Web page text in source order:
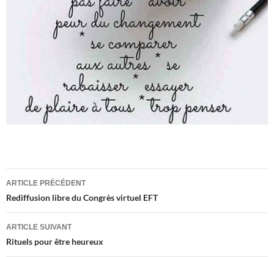
Navigation
des
articles
ARTICLE PRÉCÉDENT
Rediffusion libre du Congrès virtuel EFT
ARTICLE SUIVANT
Rituels pour être heureux